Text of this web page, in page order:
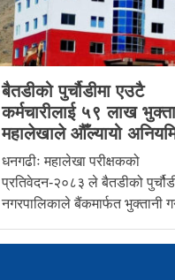
बैतडीको पुर्चौडीमा एउटै
कर्मचारीलाई ५९ लाख
महालेखाले औँल्यायो
धनगढीः महालेखा परीक्षकको
प्रतिवेदन-२०८३ ले बैतडीको
नगरपालिकाले बैंकमार्फत भुक्तानी